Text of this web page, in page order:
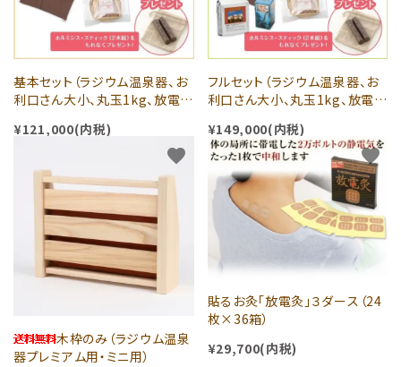
基本セット（ラジウム温泉器、お
利口さん大小、丸玉1kg、放電灸
スティック2本とホルミシス・ク
¥121,000(内税)
フルセット（ラジウム温泉器、お
利口さん大小、丸玉1kg、放電灸
パワー）ホルミシススティック2
本とホルミシス・クッションプレ
ゼント中
¥149,000(内税)
木枠のみ（ラジウム温泉
器プレミアム用・ミニ用）
favorite
貼るお灸「放電灸」３ダース（24
枚×36箱）
¥29,700(内税)
favorite